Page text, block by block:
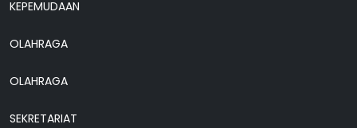
KEPEMUDAAN
OLAHRAGA
OLAHRAGA
SEKRETARIAT